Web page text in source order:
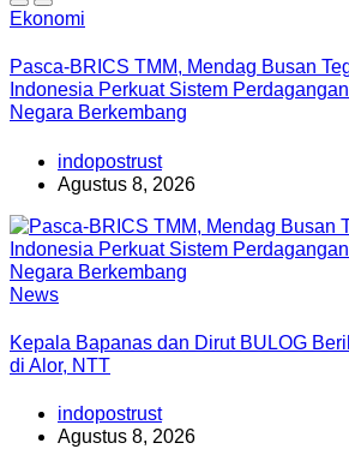
Ekonomi
Pasca-BRICS TMM, Mendag Busan
Indonesia Perkuat Sistem
Negara Berkembang
indopostrust
Agustus 8, 2026
News
Kepala Bapanas dan Dirut BULOG
di Alor, NTT
indopostrust
Agustus 8, 2026